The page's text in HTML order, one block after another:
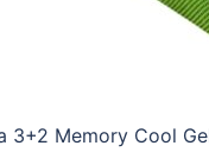
3+2 Memory Cool